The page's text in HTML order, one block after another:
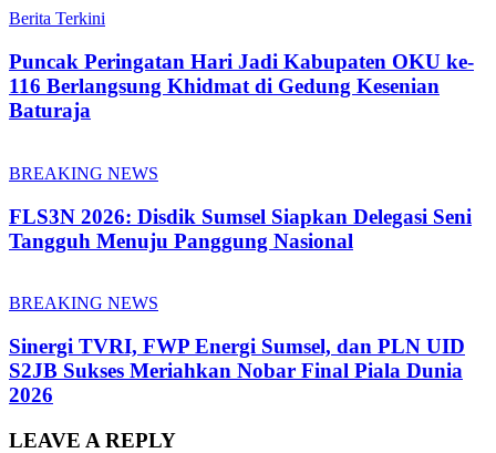
Berita Terkini
Puncak Peringatan Hari Jadi Kabupaten OKU ke-
116 Berlangsung Khidmat di Gedung Kesenian
Baturaja
BREAKING NEWS
FLS3N 2026: Disdik Sumsel Siapkan Delegasi Seni
Tangguh Menuju Panggung Nasional
BREAKING NEWS
Sinergi TVRI, FWP Energi Sumsel, dan PLN UID
S2JB Sukses Meriahkan Nobar Final Piala Dunia
2026
LEAVE A REPLY